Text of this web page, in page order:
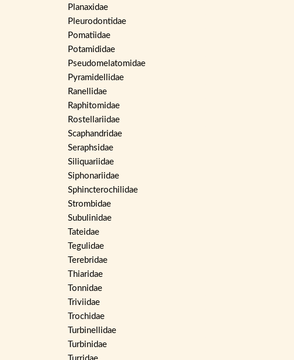
Planaxidae
Pleurodontidae
Pomatiidae
Potamididae
Pseudomelatomidae
Pyramidellidae
Ranellidae
Raphitomidae
Rostellariidae
Scaphandridae
Seraphsidae
Siliquariidae
Siphonariidae
Sphincterochilidae
Strombidae
Subulinidae
Tateidae
Tegulidae
Terebridae
Thiaridae
Tonnidae
Triviidae
Trochidae
Turbinellidae
Turbinidae